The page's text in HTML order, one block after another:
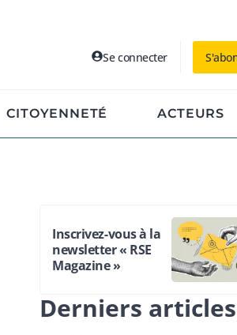
Se connecter
CITOYENNETÉ ACTEURS
Inscrivez-vous à la
newsletter « RSE
Magazine »
Derniers articles